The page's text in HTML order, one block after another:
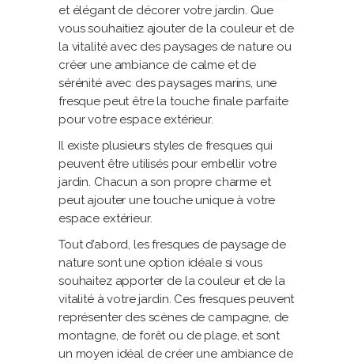
et élégant de décorer votre jardin. Que
vous souhaitiez ajouter de la couleur et de
la vitalité avec des paysages de nature ou
créer une ambiance de calme et de
sérénité avec des paysages marins, une
fresque peut être la touche finale parfaite
pour votre espace extérieur.
Il existe plusieurs styles de fresques qui
peuvent être utilisés pour embellir votre
jardin. Chacun a son propre charme et
peut ajouter une touche unique à votre
espace extérieur.
Tout d’abord, les fresques de paysage de
nature sont une option idéale si vous
souhaitez apporter de la couleur et de la
vitalité à votre jardin. Ces fresques peuvent
représenter des scènes de campagne, de
montagne, de forêt ou de plage, et sont
un moyen idéal de créer une ambiance de